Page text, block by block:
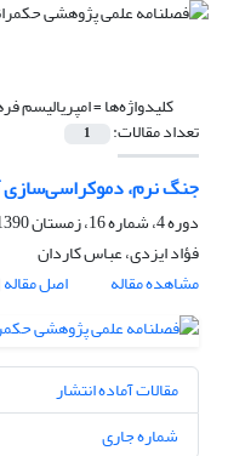
کلیدواژه‌ها =امپریالیسم
تعداد مقالات: 1
جنگ نرم، دموکراسی‌سازی
دوره 4، شماره 16، زمستان 1390، صفحه
فؤاد ایزدی، عباس کاردان
مشاهده مقاله
اصل مقاله
مقالات آماده انتشار
شماره جاری